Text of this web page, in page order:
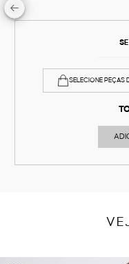
SELECIONE PEÇAS